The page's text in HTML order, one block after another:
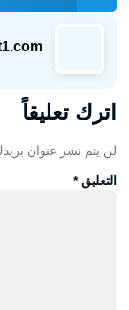
اترك تعليقاً
لن يتم نشر عنوان
التعليق*